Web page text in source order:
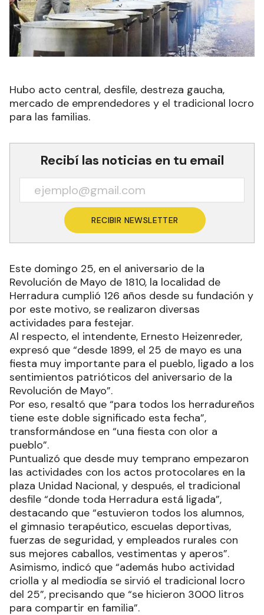
Hubo acto central, desfile, destreza gaucha,
mercado de emprendedores y el tradicional locro
para las familias.
Recibí las noticias en tu email
RECIBIR NEWSLETTER
Este domingo 25, en el aniversario de la
Revolución de Mayo de 1810, la localidad de
Herradura cumplió 126 años desde su fundación y
por este motivo, se realizaron diversas
actividades para festejar.
Al respecto, el intendente, Ernesto Heizenreder,
expresó que “desde 1899, el 25 de mayo es una
fiesta muy importante para el pueblo, ligado a los
sentimientos patrióticos del aniversario de la
Revolución de Mayo”.
Por eso, resaltó que “para todos los herradureños
tiene este doble significado esta fecha”,
transformándose en “una fiesta con olor a
pueblo”.
Puntualizó que desde muy temprano empezaron
las actividades con los actos protocolares en la
plaza Unidad Nacional, y después, el tradicional
desfile “donde toda Herradura está ligada”,
destacando que “estuvieron todos los alumnos,
el gimnasio terapéutico, escuelas deportivas,
fuerzas de seguridad, y empleados rurales con
sus mejores caballos, vestimentas y aperos”.
Asimismo, indicó que “además hubo actividad
criolla y al mediodía se sirvió el tradicional locro
del 25”, precisando que “se hicieron 3000 litros
para compartir en familia”.